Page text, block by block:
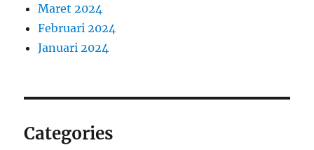
Maret 2024
Februari 2024
Januari 2024
Categories